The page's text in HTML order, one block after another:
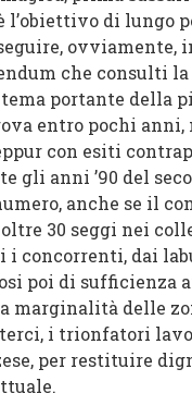
l’obiettivo di lungo
che consulti
portante della
entro pochi anni,
con esiti
gli anni ’90 del
anche se il
30 seggi nei
concorrenti, dai
poi di sufficienza
marginalità delle
i trionfatori
per restituire